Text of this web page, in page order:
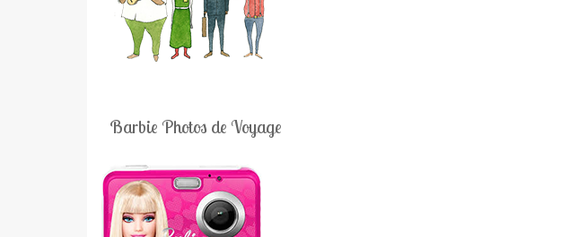
Barbie Photos de Voyage